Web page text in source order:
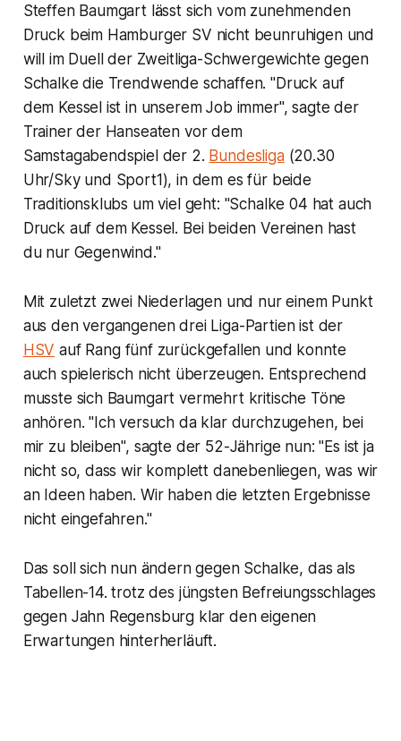
Steffen Baumgart lässt sich vom zunehmenden
Druck beim Hamburger SV nicht beunruhigen und
will im Duell der Zweitliga-Schwergewichte gegen
Schalke die Trendwende schaffen. "Druck auf
dem Kessel ist in unserem Job immer", sagte der
Trainer der Hanseaten vor dem
Samstagabendspiel der 2. Bundesliga(20.30
Uhr/Sky und Sport1), in dem es für beide
Traditionsklubs um viel geht: "Schalke 04 hat auch
Druck auf dem Kessel. Bei beiden Vereinen hast
du nur Gegenwind."
Mit zuletzt zwei Niederlagen und nur einem Punkt
aus den vergangenen drei Liga-Partien ist der
HSV auf Rang fünf zurückgefallen und konnte
auch spielerisch nicht überzeugen. Entsprechend
musste sich Baumgart vermehrt kritische Töne
anhören. "Ich versuch da klar durchzugehen, bei
mir zu bleiben", sagte der 52-Jährige nun: "Es ist ja
nicht so, dass wir komplett danebenliegen, was wir
an Ideen haben. Wir haben die letzten Ergebnisse
nicht eingefahren."
Das soll sich nun ändern gegen Schalke, das als
Tabellen-14. trotz des jüngsten Befreiungsschlages
gegen Jahn Regensburg klar den eigenen
Erwartungen hinterherläuft.